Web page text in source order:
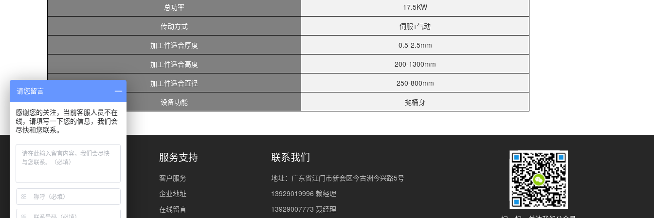
总功率
17.5KW
传动方式
伺服+气动
加工件适合厚度
0.5-2.5mm
加工件适合高度
200-1300mm
加工件适合直径
250-800mm
设备功能
抛桶身
企业概况
新闻资讯
发展历程
服务支持
客户服务
企业地址
在线留言
联系我们
地址：广东省江门市新会区今古洲今兴路5号
13929019996 赖经理
13929007773 聂经理
请您留言
感谢您的关注，当前客服人员不在
线，请填写一下您的信息，我们会
尽快和您联系。